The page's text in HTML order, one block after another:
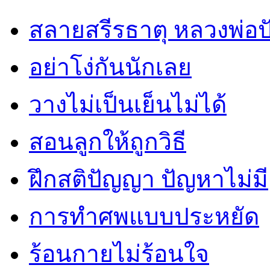
สลายสรีรธาตุ หลวงพ่
อย่าโง่กันนักเลย
วางไม่เป็นเย็นไม่ได้
สอนลูกให้ถูกวิธี
ฝึกสติปัญญา ปัญหาไม่มี
การทำศพแบบประหยัด
ร้อนกายไม่ร้อนใจ